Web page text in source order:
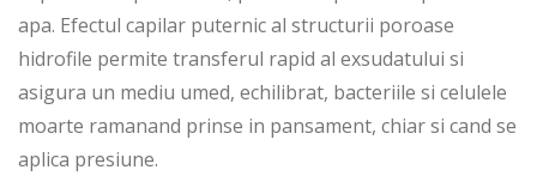
apa. Efectul capilar puternic al structurii poroase
hidrofile permite transferul rapid al exsudatului si
asigura un mediu umed, echilibrat, bacteriile si celulele
moarte ramanand prinse in pansament, chiar si cand se
aplica presiune.